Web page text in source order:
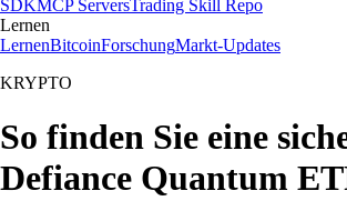
SDKMCP ServersTrading Skill Repo
Lernen
LernenBitcoinForschungMarkt-Updates
KRYPTO
So finden Sie eine
Defiance Quantum